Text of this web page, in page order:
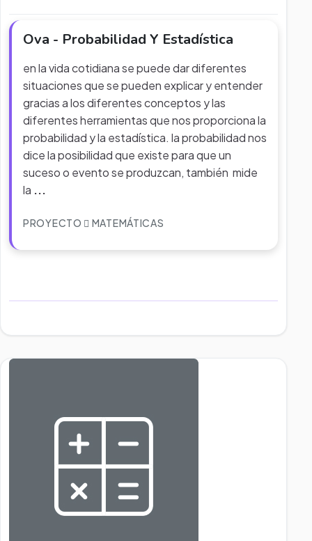
Ova - Probabilidad Y Estadística
en la vida cotidiana se puede dar diferentes
situaciones que se pueden explicar y entender
gracias a los diferentes conceptos y las
diferentes herramientas que nos proporciona la
probabilidad y la estadística. la probabilidad nos
dice la posibilidad que existe para que un
suceso o evento se produzcan, también mide
la ...
PROYECTO MATEMÁTICAS